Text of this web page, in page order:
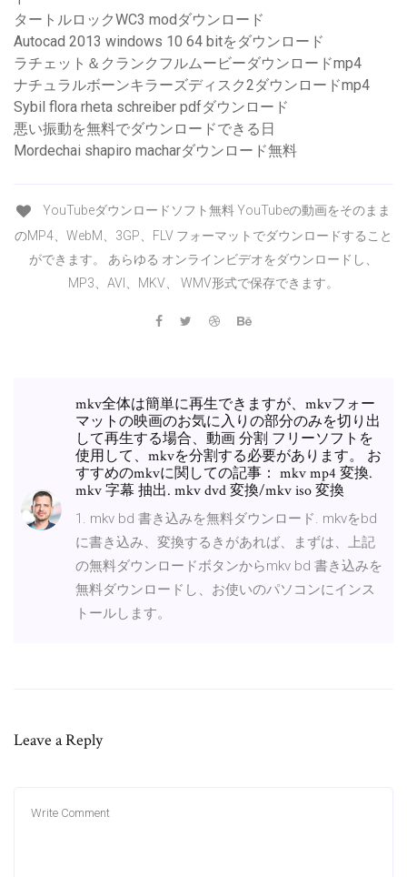
タートルロックWC3 modダウンロード
Autocad 2013 windows 10 64 bitをダウンロード
ラチェット＆クランクフルムービーダウンロードmp4
ナチュラルボーンキラーズディスク2ダウンロードmp4
Sybil flora rheta schreiber pdfダウンロード
悪い振動を無料でダウンロードできる日
Mordechai shapiro macharダウンロード無料
YouTubeダウンロードソフト無料 YouTubeの動画をそのまま
のMP4、WebM、3GP、FLV フォーマットでダウンロードすること
ができます。 あらゆる オンラインビデオをダウンロードし、
MP3、AVI、MKV、 WMV形式で保存できます。
mkv全体は簡単に再生できますが、mkvフォー
マットの映画のお気に入りの部分のみを切り出
して再生する場合、動画 分割 フリーソフトを
使用して、mkvを分割する必要があります。 お
すすめのmkvに関しての記事： mkv mp4 変換.
mkv 字幕 抽出. mkv dvd 変換/mkv iso 変換
1. mkv bd 書き込みを無料ダウンロード. mkvをbd
に書き込み、変換するきがあれば、まずは、上記
の無料ダウンロードボタンからmkv bd 書き込みを
無料ダウンロードし、お使いのパソコンにインス
トールします。
Leave a Reply